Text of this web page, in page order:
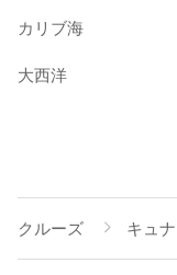
カリブ海
大西洋
クルーズ キュ